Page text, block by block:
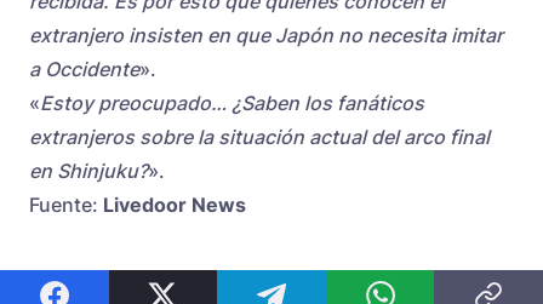
extranjero insisten en que Japón no necesita imitar
a Occidente».
«Estoy preocupado… ¿Saben los fanáticos
extranjeros sobre la situación actual del arco final
en Shinjuku?».
Fuente: Livedoor News